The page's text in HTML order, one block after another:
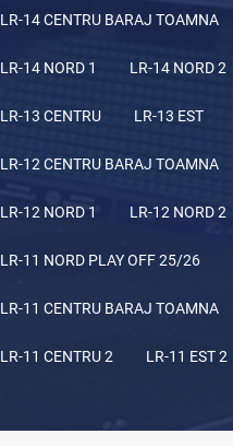
LR-14 CENTRU BARAJ TOAMNA
LR-14 NORD 1 LR-14 NORD 2
LR-13 CENTRU LR-13 EST
LR-12 CENTRU BARAJ TOAMNA
LR-12 NORD 1 LR-12 NORD 2
LR-11 NORD PLAY OFF 25/26
LR-11 CENTRU BARAJ TOAMNA
LR-11 CENTRU 2 LR-11 EST 2